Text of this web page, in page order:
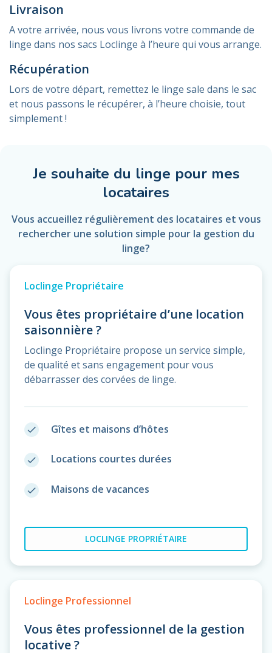
Livraison
A votre arrivée, nous vous livrons votre commande de
linge dans nos sacs Loclinge à l’heure qui vous arrange.
Récupération
Lors de votre départ, remettez le linge sale dans le sac
et nous passons le récupérer, à l’heure choisie, tout
simplement !
Je souhaite du linge pour mes
locataires
Vous accueillez régulièrement des locataires et vous
rechercher une solution simple pour la gestion du
linge?
Loclinge Propriétaire
Vous êtes propriétaire d’une location
saisonnière ?
Loclinge Propriétaire propose un service simple,
de qualité et sans engagement pour vous
débarrasser des corvées de linge.
done Gîtes et maisons d’hôtes
done Locations courtes durées
done Maisons de vacances
LOCLINGE PROPRIÉTAIRE
Loclinge Professionnel
Vous êtes professionnel de la gestion
locative ?